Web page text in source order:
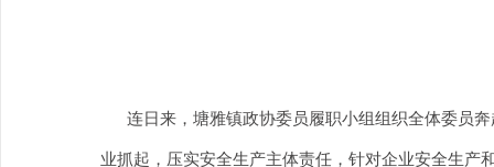
连日来，塘雅镇政协委员履职小组组织全体委员奔
业抓起，压实安全生产主体责任，针对企业安全生产